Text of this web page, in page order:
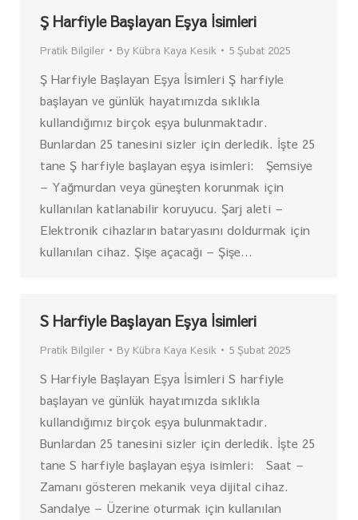
Ş Harfiyle Başlayan Eşya İsimleri
Pratik Bilgiler By Kübra Kaya Kesik 5 Şubat 2025
Ş Harfiyle Başlayan Eşya İsimleri Ş harfiyle
başlayan ve günlük hayatımızda sıklıkla
kullandığımız birçok eşya bulunmaktadır.
Bunlardan 25 tanesini sizler için derledik. İşte 25
tane Ş harfiyle başlayan eşya isimleri: Şemsiye
– Yağmurdan veya güneşten korunmak için
kullanılan katlanabilir koruyucu. Şarj aleti –
Elektronik cihazların bataryasını doldurmak için
kullanılan cihaz. Şişe açacağı – Şişe…
S Harfiyle Başlayan Eşya İsimleri
Pratik Bilgiler By Kübra Kaya Kesik 5 Şubat 2025
S Harfiyle Başlayan Eşya İsimleri S harfiyle
başlayan ve günlük hayatımızda sıklıkla
kullandığımız birçok eşya bulunmaktadır.
Bunlardan 25 tanesini sizler için derledik. İşte 25
tane S harfiyle başlayan eşya isimleri: Saat –
Zamanı gösteren mekanik veya dijital cihaz.
Sandalye – Üzerine oturmak için kullanılan